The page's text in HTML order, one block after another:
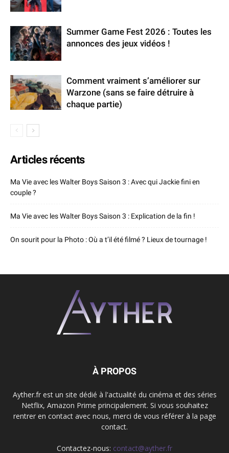
Summer Game Fest 2026 : Toutes les
annonces des jeux vidéos !
Comment vraiment s’améliorer sur
Warzone (sans se faire détruire à
chaque partie)
Articles récents
Ma Vie avec les Walter Boys Saison 3 : Avec qui Jackie fini en
couple ?
Ma Vie avec les Walter Boys Saison 3 : Explication de la fin !
On sourit pour la Photo : Où a t’il été filmé ? Lieux de tournage !
À PROPOS
Ayther.fr est un site dédié à l'actualité du cinéma et des séries
Netflix, Amazon Prime principalement. Si vous souhaitez
rentrer en contact avec nous, merci de vous référer à la page
contact.
Contactez-nous: contact@ayther.fr